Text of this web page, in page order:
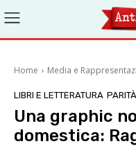
Home Media e
LIBRI E LETTERATURA
Una graphic
domestica: